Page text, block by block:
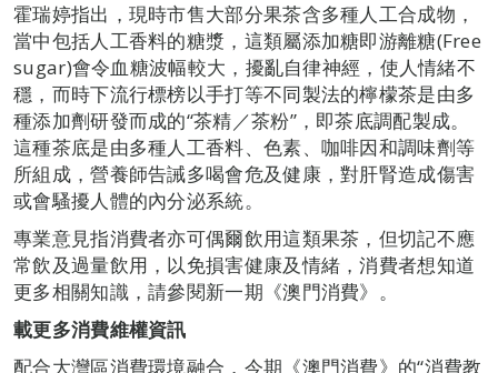
霍瑞婷指出，現時市售大部分果茶含多種人工合成物，
當中包括人工香料的糖漿，這類屬添加糖即游離糖(Free
sugar)會令血糖波幅較大，擾亂自律神經，使人情緒不
穩，而時下流行標榜以手打等不同製法的檸檬茶是由多
種添加劑研發而成的“茶精／茶粉”，即茶底調配製成。
這種茶底是由多種人工香料、色素、咖啡因和調味劑等
所組成，營養師告誡多喝會危及健康，對肝腎造成傷害
或會騷擾人體的內分泌系統。
專業意見指消費者亦可偶爾飲用這類果茶，但切記不應
常飲及過量飲用，以免損害健康及情緒，消費者想知道
更多相關知識，請參閱新一期《澳門消費》。
載更多消費維權資訊
配合大灣區消費環境融合，今期《澳門消費》的“消費教